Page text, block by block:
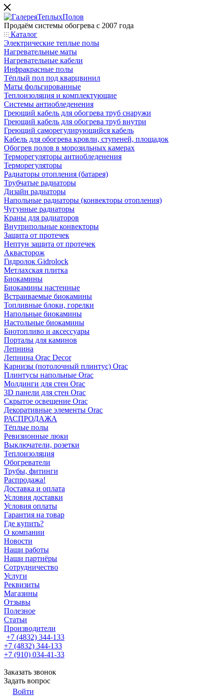
Продаём системы обогрева с 2007 года
Каталог
Электрические теплые полы
Нагревательные маты
Нагревательные кабели
Инфракрасные полы
Тёплый пол под кварцвинил
Маты фольгированные
Теплоизоляция и комплектующие
Системы антиобледенения
Греющий кабель для обогрева труб снаружи
Греющий кабель для обогрева труб внутри
Греющий саморегулирующийся кабель
Кабель для обогрева кровли, ступеней, площадок
Обогрев полов в морозильных камерах
Терморегуляторы антиобледенения
Терморегуляторы
Радиаторы отопления (батарея)
Трубчатые радиаторы
Дизайн радиаторы
Напольные радиаторы (конвекторы отопления)
Чугунные радиаторы
Краны для радиаторов
Внутрипольные конвекторы
Защита от протечек
Нептун защита от протечек
Аквасторож
Гидролок Gidrolock
Метлахская плитка
Биокамины
Биокамины настенные
Встраиваемые биокамины
Топливные блоки, горелки
Напольные биокамины
Настольные биокамины
Биотопливо и аксессуары
Порталы для каминов
Лепнина
Лепнина Orac Decor
Карнизы (потолочный плинтус) Orac
Плинтусы напольные Orac
Молдинги для стен Orac
3D панели для стен Orac
Скрытое освещение Orac
Декоративные элементы Orac
РАСПРОДАЖА
Тёплые полы
Ревизионные люки
Выключатели, розетки
Теплоизоляция
Обогреватели
Трубы, фитинги
Распродажа!
Доставка и оплата
Условия доставки
Условия оплаты
Гарантия на товар
Где купить?
О компании
Новости
Наши работы
Наши партнёры
Сотрудничество
Услуги
Реквизиты
Магазины
Отзывы
Полезное
Статьи
Производители
+7 (4832) 344-133
+7 (4832) 344-133
+7 (910) 034-41-33
Заказать звонок
Задать вопрос
Войти